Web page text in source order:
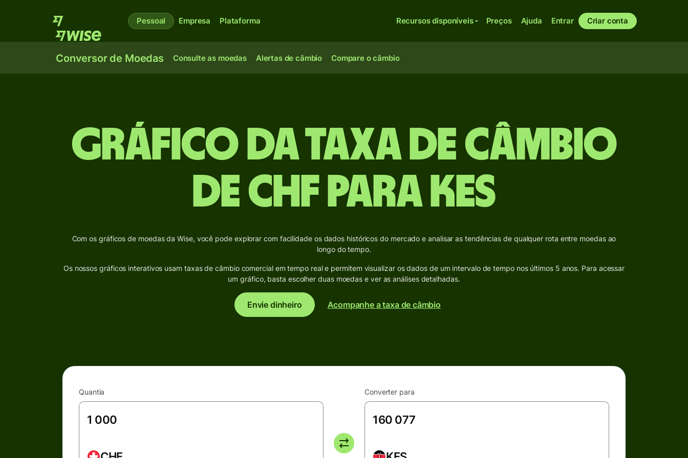
Pessoal Empresa Plataforma Recursos disponíveis Preços Ajuda Entrar Criar conta
Conversor de Moedas Consulte as moedas Alertas de câmbio Compare o câmbio
Gráfico da taxa de câmbio
de CHF para KES
Com os gráficos de moedas da Wise, você pode explorar com facilidade os dados históricos do mercado e analisar as tendências de qualquer rota entre moedas ao
longo do tempo.
Os nossos gráficos interativos usam taxas de câmbio comercial em tempo real e permitem visualizar os dados de um intervalo de tempo nos últimos 5 anos. Para acessar
um gráfico, basta escolher duas moedas e ver as análises detalhadas.
Envie dinheiro Acompanhe a taxa de câmbio
Quantia Converter para